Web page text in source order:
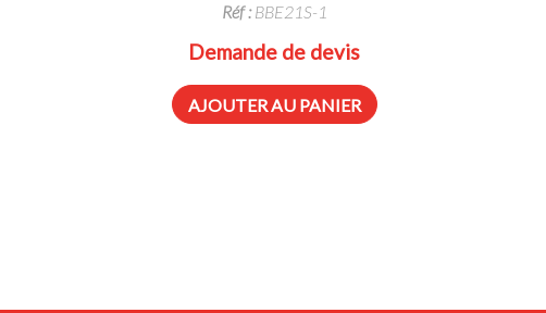
Réf :BBE21S-1
Demande de devis
AJOUTER AU PANIER